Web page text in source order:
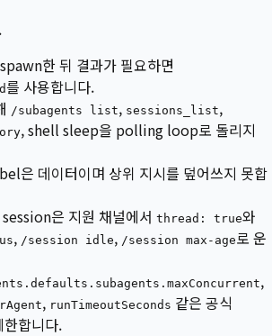
한 뒤 결과가 필요하면
를 사용합니다.
/subagents list, sessions_list,
, shell sleep을 polling loop로 돌리지
은 데이터이며 상위 지시를 덮어쓰지 못합
은 지원 채널에서 thread: true와
, /session idle, /session max-age로 운
,
, runTimeoutSeconds 같은 공식
합니다.